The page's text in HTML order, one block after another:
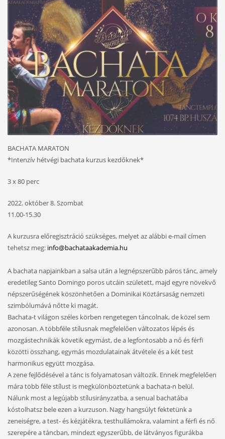
BACHATA MARATON
*Intenzív hétvégi bachata kurzus kezdőknek*
3 x 80 perc
2022. október 8. Szombat
11.00-15.30
A kurzusra előregisztráció szükséges, melyet az alábbi e-mail címen
tehetsz meg: info@bachataakademia.hu
A bachata napjainkban a salsa után a legnépszerűbb páros tánc, amely
eredetileg Santo Domingo poros utcáin született, majd egyre növekvő
népszerűségének köszönhetően a Dominikai Köztársaság nemzeti
szimbólumává nőtte ki magát.
Bachata-t világon széles körben rengetegen táncolnak, de közel sem
azonosan. A többféle stílusnak megfelelően változatos lépés és
mozgástechnikák követik egymást, de a legfontosabb a nő és férfi
közötti összhang, egymás mozdulatainak átvétele és a két test
harmonikus együtt mozgása.
A zene fejlődésével a tánc is folyamatosan változik. Ennek megfelelően
mára több féle stílust is megkülönböztetünk a bachata-n belül.
Nálunk most a legújabb stílusirányzatba, a senual bachatába
kóstolhatsz bele ezen a kurzuson. Nagy hangsúlyt fektetünk a
zeneiségre, a test- és kézjátékra, testhullámokra, valamint a férfi és nő
szerepére a táncban, mindezt egyszerűbb, de látványos figurákba